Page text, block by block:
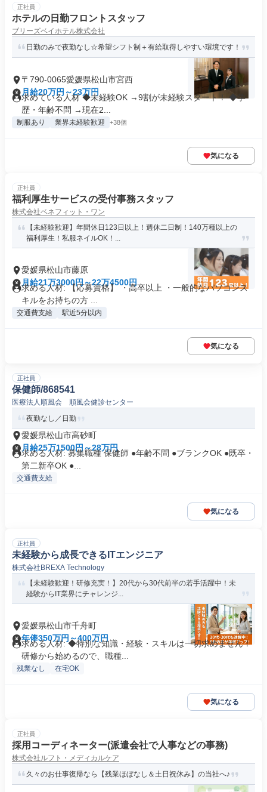
正社員
ホテルの日勤フロントスタッフ
ブリーズベイホテル株式会社
日勤のみで夜勤なし☆希望シフト制＋有給取得しやすい環境です！
〒790-0065愛媛県松山市宮西
月給20万円～23万円
求めている人材 ◆未経験OK →9割が未経験スタート！ ◆学
歴・年齢不問 →現在2...
制服あり 業界未経験歓迎 +38個
気になる
正社員
福利厚生サービスの受付事務スタッフ
株式会社ベネフィット・ワン
【未経験歓迎】年間休日123日以上！週休二日制！140万種以上の
福利厚生！私服ネイルOK！...
愛媛県松山市藤原
月給21万3000円～22万4500円
求める人材: 【応募資格】 ・高卒以上 ・一般的なパソコンス
キルをお持ちの方 ...
交通費支給 駅近5分以内
気になる
正社員
保健師/868541
医療法人順風会 順風会健診センター
夜勤なし／日勤
愛媛県松山市高砂町
月給25万1500円～28万円
求める人材: 募集職種 保健師 ●年齢不問 ●ブランクOK ●既卒・
第二新卒OK ●...
交通費支給
気になる
正社員
未経験から成長できるITエンジニア
株式会社BREXA Technology
【未経験歓迎！研修充実！】20代から30代前半の若手活躍中！未
経験からIT業界にチャレンジ...
愛媛県松山市千舟町
年俸350万円～400万円
求める人材: ◆特別な知識・経験・スキルは一切求めません！
研修から始めるので、職種...
残業なし 在宅OK
気になる
正社員
採用コーディネーター(派遣会社で人事などの事務)
株式会社ルフト・メディカルケア
久々のお仕事復帰なら【残業ほぼなし＆土日祝休み】の当社へ♪